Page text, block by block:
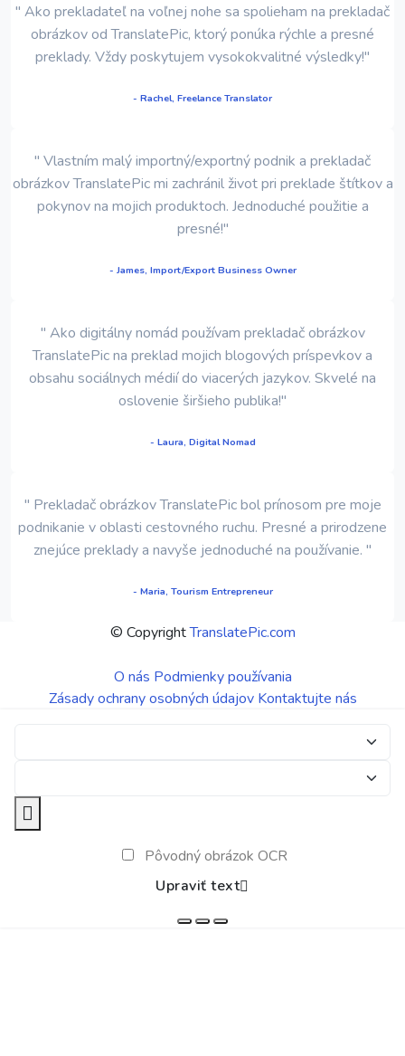
" Ako prekladateľ na voľnej nohe sa spolieham na prekladač
obrázkov od TranslatePic, ktorý ponúka rýchle a presné
preklady. Vždy poskytujem vysokokvalitné výsledky!"
- Rachel, Freelance Translator
" Vlastním malý importný/exportný podnik a prekladač
obrázkov TranslatePic mi zachránil život pri preklade štítkov a
pokynov na mojich produktoch. Jednoduché použitie a
presné!"
- James, Import/Export Business Owner
" Ako digitálny nomád používam prekladač obrázkov
TranslatePic na preklad mojich blogových príspevkov a
obsahu sociálnych médií do viacerých jazykov. Skvelé na
oslovenie širšieho publika!"
- Laura, Digital Nomad
" Prekladač obrázkov TranslatePic bol prínosom pre moje
podnikanie v oblasti cestovného ruchu. Presné a prirodzene
znejúce preklady a navyše jednoduché na používanie. "
- Maria, Tourism Entrepreneur
© CopyrightTranslatePic.com
O nás Podmienky používania
Zásady ochrany osobných údajov Kontaktujte nás
Pôvodný obrázok OCR
Upraviť text